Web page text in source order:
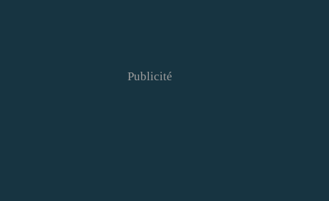
Publicité